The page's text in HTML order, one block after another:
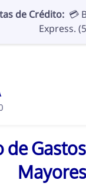
de
Mayores
de Crédito: 💳
Express.